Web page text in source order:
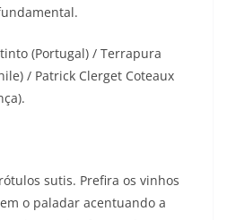
(Portugal) / Terrapura
/ Patrick Clerget Coteaux
sutis. Prefira os vinhos
o paladar acentuando a